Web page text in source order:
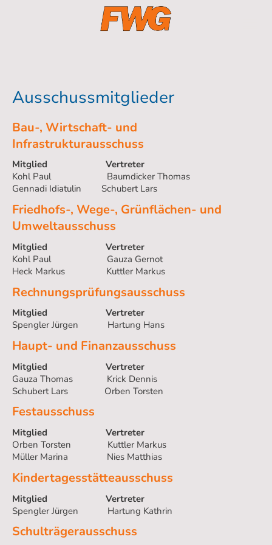
Ausschussmitglieder
Bau-, Wirtschaft- und
Infrastrukturausschuss
Mitglied Vertreter
Kohl Paul Baumdicker Thomas
Gennadi Idiatulin
Schubert Lars
Friedhofs-, Wege-, Grünflächen- und
Umweltausschuss
Mitglied Vertreter
Kohl Paul Gauza Gernot
Heck Markus Kuttler Markus
Rechnungsprüfungsausschuss
Mitglied Vertreter
Spengler Jürgen Hartung Hans
Haupt- und Finanzausschuss
Mitglied Vertreter
Gauza Thomas Krick Dennis
Schubert Lars Orben Torsten
Festausschuss
Mitglied Vertreter
Orben Torsten Kuttler Markus
Müller Marina Nies Matthias
Kindertagesstätteausschuss
Mitglied Vertreter
Spengler Jürgen Hartung Kathrin
Schulträgerausschuss